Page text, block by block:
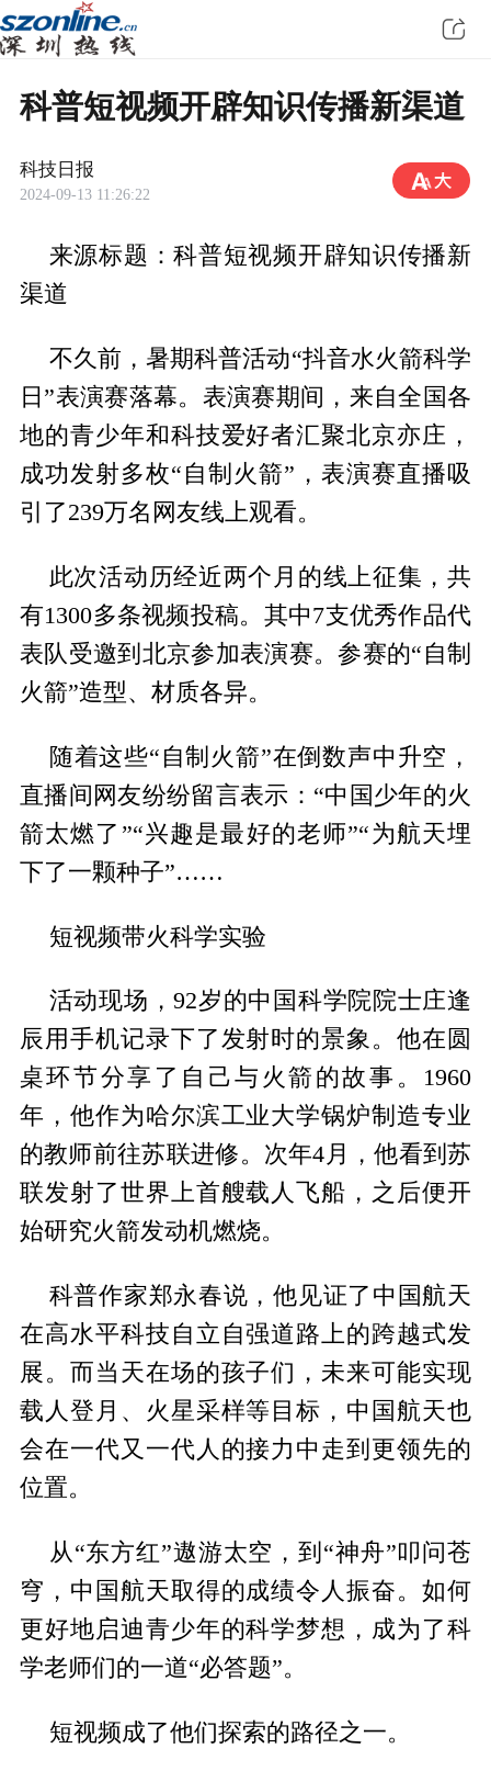
科普短视频开辟知识传播新渠道
科技日报
2024-09-13 11:26:22
来源标题：科普短视频开辟知识传播新
渠道
不久前，暑期科普活动“抖音水火箭科学
日”表演赛落幕。表演赛期间，来自全国各
地的青少年和科技爱好者汇聚北京亦庄，
成功发射多枚“自制火箭”，表演赛直播吸
引了239万名网友线上观看。
此次活动历经近两个月的线上征集，共
有1300多条视频投稿。其中7支优秀作品代
表队受邀到北京参加表演赛。参赛的“自制
火箭”造型、材质各异。
随着这些“自制火箭”在倒数声中升空，
直播间网友纷纷留言表示：“中国少年的火
箭太燃了”“兴趣是最好的老师”“为航天埋
下了一颗种子”……
短视频带火科学实验
活动现场，92岁的中国科学院院士庄逢
辰用手机记录下了发射时的景象。他在圆
桌环节分享了自己与火箭的故事。1960
年，他作为哈尔滨工业大学锅炉制造专业
的教师前往苏联进修。次年4月，他看到苏
联发射了世界上首艘载人飞船，之后便开
始研究火箭发动机燃烧。
科普作家郑永春说，他见证了中国航天
在高水平科技自立自强道路上的跨越式发
展。而当天在场的孩子们，未来可能实现
载人登月、火星采样等目标，中国航天也
会在一代又一代人的接力中走到更领先的
位置。
从“东方红”遨游太空，到“神舟”叩问苍
穹，中国航天取得的成绩令人振奋。如何
更好地启迪青少年的科学梦想，成为了科
学老师们的一道“必答题”。
短视频成了他们探索的路径之一。